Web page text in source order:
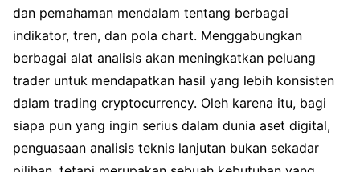
dan pemahaman mendalam tentang berbagai
indikator, tren, dan pola chart. Menggabungkan
berbagai alat analisis akan meningkatkan peluang
trader untuk mendapatkan hasil yang lebih konsisten
dalam trading cryptocurrency. Oleh karena itu, bagi
siapa pun yang ingin serius dalam dunia aset digital,
penguasaan analisis teknis lanjutan bukan sekadar